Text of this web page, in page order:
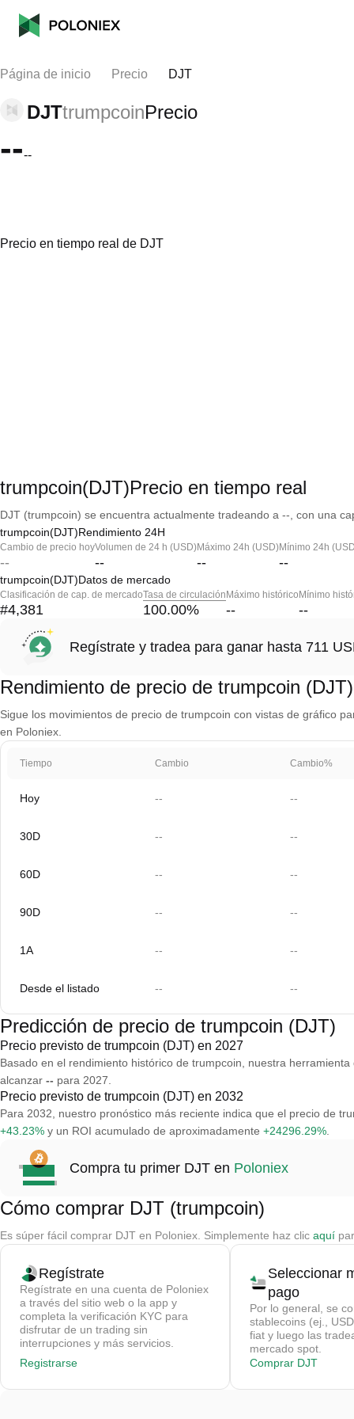
Página de inicio Precio DJT
DJTtrumpcoinPrecio
----
Precio en tiempo real de DJT
trumpcoin(DJT)Precio en tiempo real
DJT (trumpcoin) se encuentra actualmente tradeando a --, con una
trumpcoin(DJT)Rendimiento 24H
Cambio de precio hoy
--
Volumen de 24 h (USD)
--
Máximo 24h (USD)
--
Mínimo 24h
--
trumpcoin(DJT)Datos de mercado
Clasificación de cap. de mercado
#4,381
Tasa de circulación
100.00%
Máximo histórico
--
Mínimo
--
Regístrate y tradea para ganar hasta 711
Rendimiento de precio de trumpcoin (DJT)
Sigue los movimientos de precio de trumpcoin con vistas de gráfico
en Poloniex.
Tiempo Cambio Cambio%
Hoy -- --
30D -- --
60D -- --
90D -- --
1A -- --
Desde el listado -- --
Predicción de precio de trumpcoin (DJT)
Precio previsto de trumpcoin (DJT) en 2027
Basado en el rendimiento histórico de trumpcoin, nuestra
alcanzar -- para 2027.
Precio previsto de trumpcoin (DJT) en 2032
Para 2032, nuestro pronóstico más reciente indica que el precio de
+43.23% y un ROI acumulado de aproximadamente +24296.29%
Compra tu primer DJT en Poloniex
Cómo comprar DJT (trumpcoin)
Es súper fácil comprar DJT en Poloniex. Simplemente haz clic aquí
Regístrate
Regístrate en una cuenta de Poloniex
a través del sitio web o la app y
completa la verificación KYC para
disfrutar de un trading sin
interrupciones y más servicios.
Registrarse
Seleccionar
pago
Por lo general, se
stablecoins (ej.,
fiat y luego las
mercado spot.
Comprar DJT